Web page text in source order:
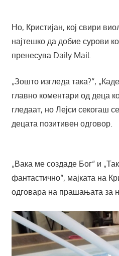
Но, Кристијан, кој свири
најтешко да добие сурови
пренесува Daily Mail.
„Зошто изгледа така?“,
главно коментари од деца
гледаат, но Лејси секогаш
децата позитивен одговор.
„Вака ме создаде Бог“ и
фантастично“, мајката на
одговара на прашањата за